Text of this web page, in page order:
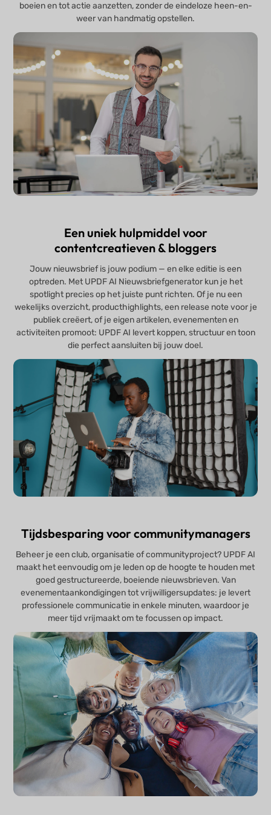
boeien en tot actie aanzetten, zonder de eindeloze heen-en-
weer van handmatig opstellen.
Een uniek hulpmiddel voor
contentcreatieven & bloggers
Jouw nieuwsbrief is jouw podium — en elke editie is een
optreden. Met UPDF AI Nieuwsbriefgenerator kun je het
spotlight precies op het juiste punt richten. Of je nu een
wekelijks overzicht, producthighlights, een release note voor je
publiek creëert, of je eigen artikelen, evenementen en
activiteiten promoot: UPDF AI levert koppen, structuur en toon
die perfect aansluiten bij jouw doel.
Tijdsbesparing voor communitymanagers
Beheer je een club, organisatie of communityproject? UPDF AI
maakt het eenvoudig om je leden op de hoogte te houden met
goed gestructureerde, boeiende nieuwsbrieven. Van
evenementaankondigingen tot vrijwilligersupdates: je levert
professionele communicatie in enkele minuten, waardoor je
meer tijd vrijmaakt om te focussen op impact.